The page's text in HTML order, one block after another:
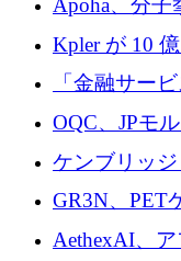
の資本シフ
Apoha、分
リジェンス」
かけてステ
Kpler が 10
Contentful
ンを開始
「金融サー
いる」と「
スが語る
OQC、JPモ
界のフィン
するために
上げ
ケンブリッ
ィープテッ
を構築
GR3N、PET
めにシリー
AethexAI、